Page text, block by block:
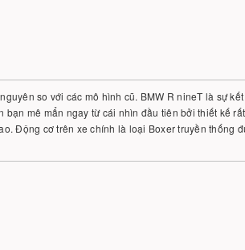
so với các mô hình cũ. BMW R nineT là sự
mê mẩn ngay từ cái nhìn đầu tiên bởi thiết kế
Động cơ trên xe chính là loại Boxer truyền thống